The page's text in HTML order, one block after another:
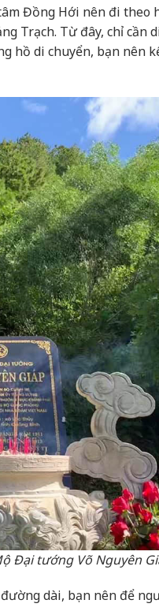
Đồng Hới nên đi theo
Trạch. Từ đây, chỉ cần
hồ di chuyển, bạn nên
Đại tướng Võ Nguyên
dài, bạn nên để